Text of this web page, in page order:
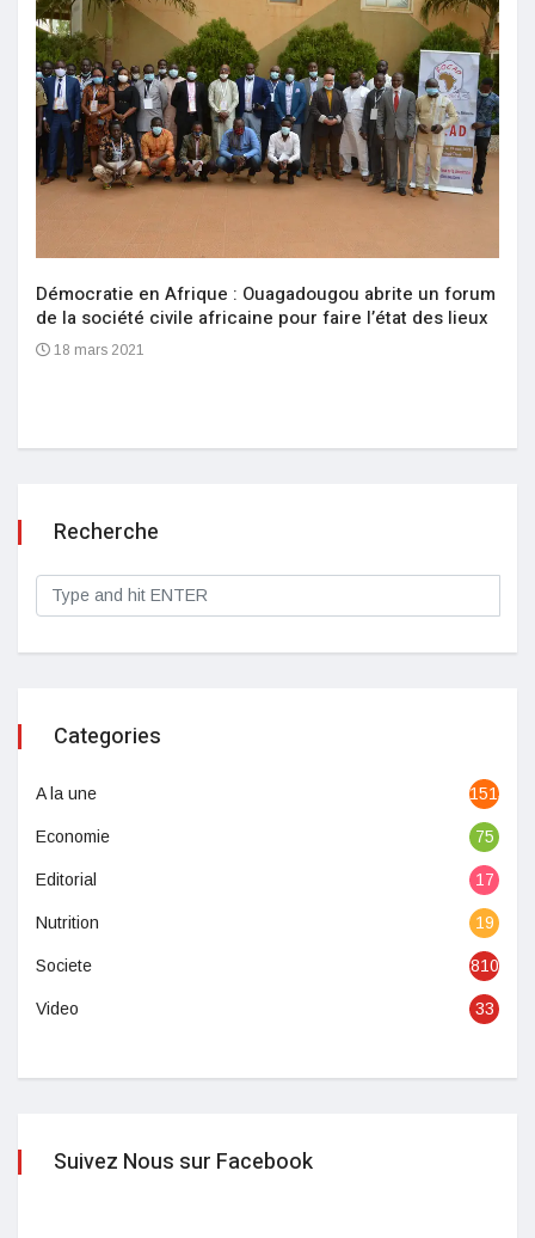
Démocratie en Afrique : Ouagadougou abrite un forum
de la société civile africaine pour faire l’état des lieux
18 mars 2021
Recherche
Categories
A la une 1513
Economie 75
Editorial 17
Nutrition 19
Societe 810
Video 33
Suivez Nous sur Facebook